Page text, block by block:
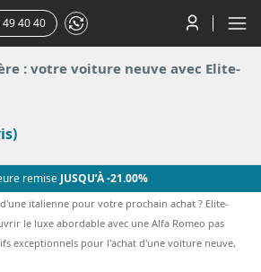
40 40
: votre voiture neuve avec Elite-
remise JUSQU’À -21.00%
italienne pour votre prochain achat ? Elite-
le luxe abordable avec une Alfa Romeo pas
exceptionnels pour l'achat d'une voiture neuve,
votre investissement. N'hésitez donc pas à